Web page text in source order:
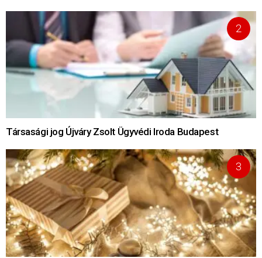
Társasági jog Újváry Zsolt Ügyvédi Iroda Budapest